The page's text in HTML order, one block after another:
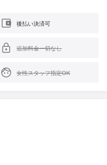
後払い決済可
追加料金一切なし
女性スタッフ指定OK